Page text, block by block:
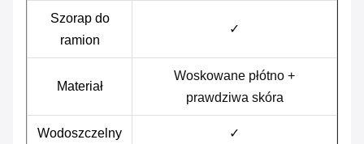
Szorap do
ramion
✓
Materiał
Woskowane płótno +
prawdziwa skóra
Wodoszczelny ✓